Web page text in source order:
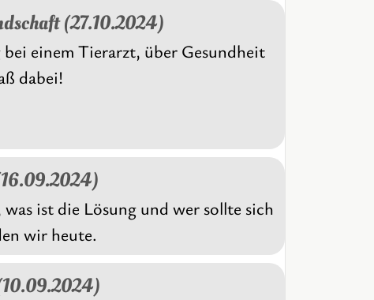
(27.10.2024)
einem Tierarzt, über Gesundheit
dabei!
ist die Lösung und wer sollte sich
wir heute.